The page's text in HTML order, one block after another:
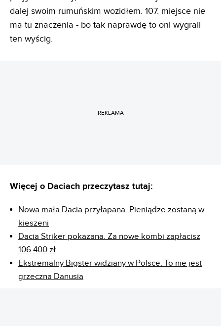
dalej swoim rumuńskim wozidłem. 107. miejsce nie
ma tu znaczenia - bo tak naprawdę to oni wygrali
ten wyścig.
REKLAMA
Więcej o Daciach przeczytasz tutaj:
Nowa mała Dacia przyłapana. Pieniądze zostaną w
kieszeni
Dacia Striker pokazana. Za nowe kombi zapłacisz
106 400 zł
Ekstremalny Bigster widziany w Polsce. To nie jest
grzeczna Danusia